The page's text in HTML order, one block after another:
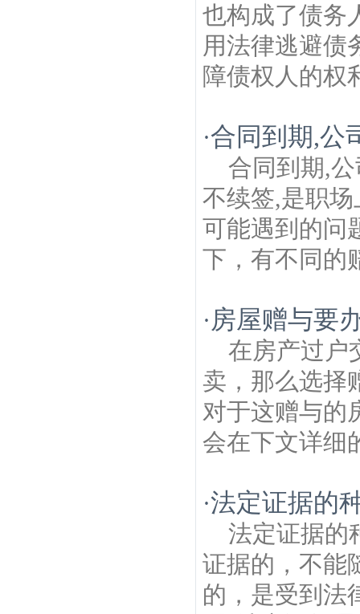
也构成了债务
用法律逃避债
障债权人的权
·合同到期,公
合同到期,
不续签,是职
可能遇到的问
下，有不同的
·房屋赠与要
在房产过户
卖，那么选择
对于这赠与的
会在下文详细
·法定证据的
法定证据的
证据的，不能
的，是受到法